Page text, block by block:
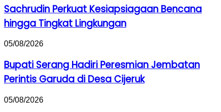
Kesiapsiagaan
Bencana
hingga
Tingkat
Lingkungan
Sachrudin Perkuat Kesiapsiagaan Bencana
hingga Tingkat Lingkungan
Bupati
Hadiri
Peresmian
Jembatan
Garuda
di
05/08/2026
Bupati Serang Hadiri Peresmian Jembatan
Perintis Garuda di Desa Cijeruk
Sambut
05/08/2026